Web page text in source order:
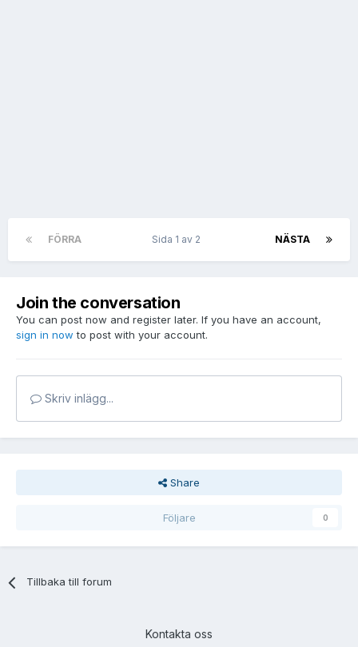
FÖRRA NÄSTA
Sida 1 av 2
Join the conversation
You can post now and register later. If you have an account,
sign in now to post with your account.
Skriv inlägg...
Share
Följare 0
Tillbaka till forum
Kontakta oss